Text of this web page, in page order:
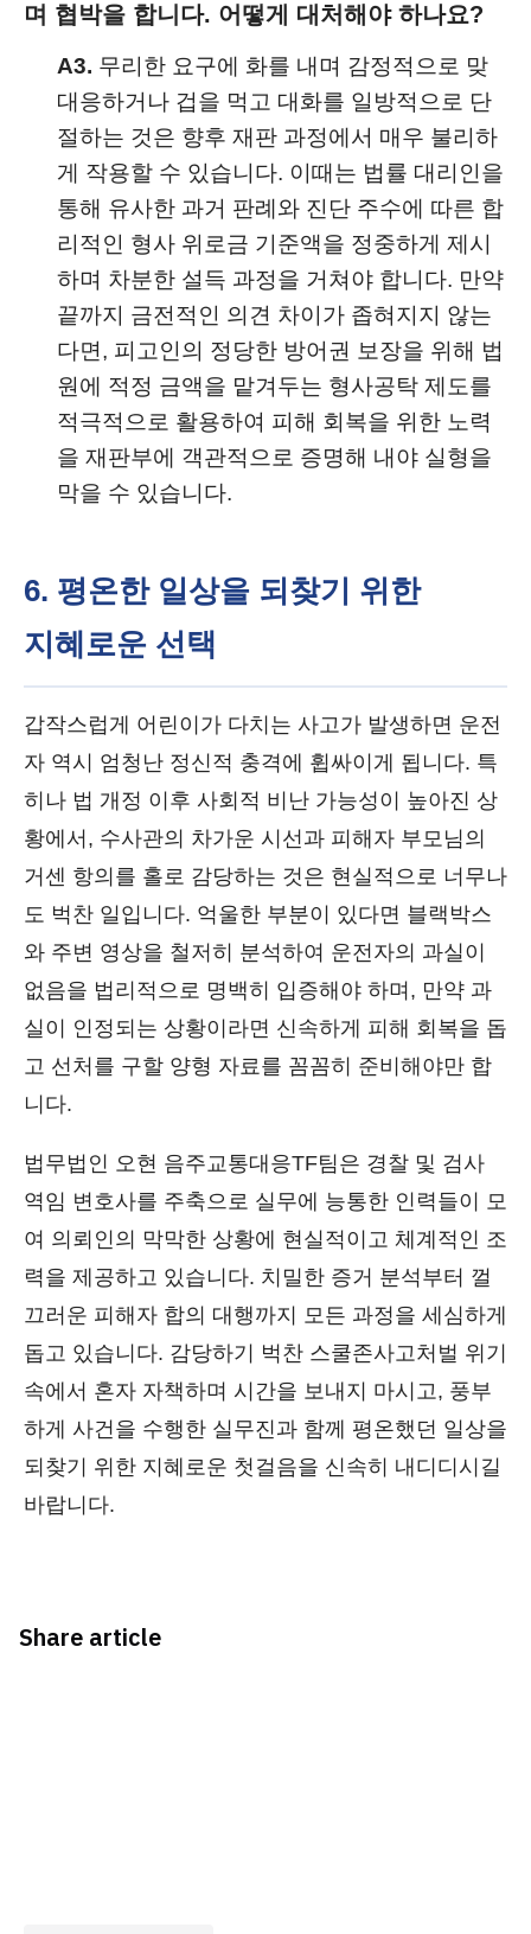
며 협박을 합니다. 어떻게 대처해야 하나요?
A3. 무리한 요구에 화를 내며 감정적으로 맞
대응하거나 겁을 먹고 대화를 일방적으로 단
절하는 것은 향후 재판 과정에서 매우 불리하
게 작용할 수 있습니다. 이때는 법률 대리인을
통해 유사한 과거 판례와 진단 주수에 따른 합
리적인 형사 위로금 기준액을 정중하게 제시
하며 차분한 설득 과정을 거쳐야 합니다. 만약
끝까지 금전적인 의견 차이가 좁혀지지 않는
다면, 피고인의 정당한 방어권 보장을 위해 법
원에 적정 금액을 맡겨두는 형사공탁 제도를
적극적으로 활용하여 피해 회복을 위한 노력
을 재판부에 객관적으로 증명해 내야 실형을
막을 수 있습니다.
6. 평온한 일상을 되찾기 위한
지혜로운 선택
갑작스럽게 어린이가 다치는 사고가 발생하면 운전
자 역시 엄청난 정신적 충격에 휩싸이게 됩니다. 특
히나 법 개정 이후 사회적 비난 가능성이 높아진 상
황에서, 수사관의 차가운 시선과 피해자 부모님의
거센 항의를 홀로 감당하는 것은 현실적으로 너무나
도 벅찬 일입니다. 억울한 부분이 있다면 블랙박스
와 주변 영상을 철저히 분석하여 운전자의 과실이
없음을 법리적으로 명백히 입증해야 하며, 만약 과
실이 인정되는 상황이라면 신속하게 피해 회복을 돕
고 선처를 구할 양형 자료를 꼼꼼히 준비해야만 합
니다.
법무법인 오현 음주교통대응TF팀은 경찰 및 검사
역임 변호사를 주축으로 실무에 능통한 인력들이 모
여 의뢰인의 막막한 상황에 현실적이고 체계적인 조
력을 제공하고 있습니다. 치밀한 증거 분석부터 껄
끄러운 피해자 합의 대행까지 모든 과정을 세심하게
돕고 있습니다. 감당하기 벅찬 스쿨존사고처벌 위기
속에서 혼자 자책하며 시간을 보내지 마시고, 풍부
하게 사건을 수행한 실무진과 함께 평온했던 일상을
되찾기 위한 지혜로운 첫걸음을 신속히 내디디시길
바랍니다.
Share article